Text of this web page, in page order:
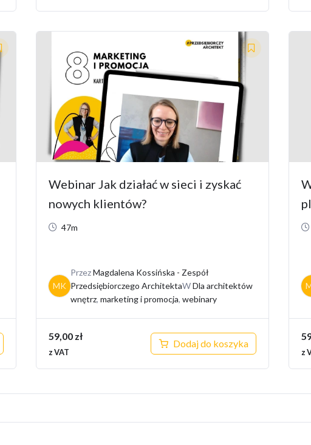
Webinar Jak działać w sieci i zyskać
nowych klientów?
47m
MK
PrzezMagdalena Kossińska - Zespół
Przedsiębiorczego ArchitektaWDla architektów
wnętrz, marketing i promocja, webinary
59,00 zł
z VAT
Dodaj do koszyka
z